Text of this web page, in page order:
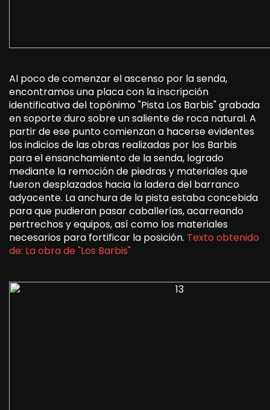
Al poco de comenzar el ascenso por la senda,
encontramos una placa con la inscripción
identificativa del topónimo "Pista Los Barbis" grabada
en soporte duro sobre un saliente de roca natural. A
partir de ese punto comienzan a hacerse evidentes
los indicios de las obras realizadas por los Barbis
para el ensanchamiento de la senda, logrado
mediante la remoción de piedras y materiales que
fueron desplazados hacia la ladera del barranco
adyacente. La anchura de la pista estaba concebida
para que pudieran pasar caballerías, acarreando
pertrechos y equipos, así como los materiales
necesarios para fortificar la posición. Texto obtenido
de: La obra de "Los Barbis"